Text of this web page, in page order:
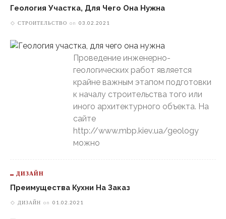
Геология Участка, Для Чего Она Нужна
СТРОИТЕЛЬСТВО on 03.02.2021
Проведение инженерно-
геологических работ является
крайне важным этапом подготовки
к началу строительства того или
иного архитектурного объекта. На
сайте
http://www.mbp.kiev.ua/geology
можно
ДИЗАЙН
Преимущества Кухни На Заказ
ДИЗАЙН on 01.02.2021